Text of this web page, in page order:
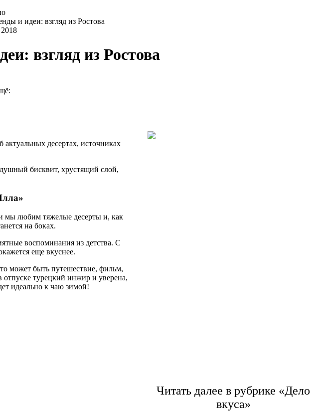
и идеи: взгляд из Ростова
2018
взгляд из Ростова
десертах, источниках
бисквит, хрустящий слой,
мы любим тяжелые десерты и, как
на боках.
воспоминания из детства. С
еще вкуснее.
может быть путешествие, фильм,
турецкий инжир и уверена,
идеально к чаю зимой!
Читать далее в рубрике «Дело
вкуса»